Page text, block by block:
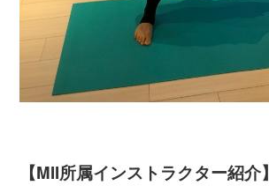
【MII所属インストラクター紹介】